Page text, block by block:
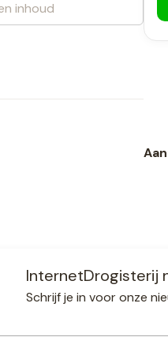
InternetDrogisterij
Schrijf je in voor onze